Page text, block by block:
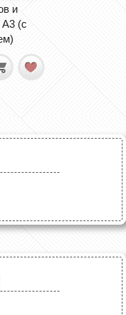
и
А3 (с